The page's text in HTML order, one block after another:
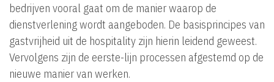
bedrijven vooral gaat om de manier waarop de
dienstverlening wordt aangeboden. De basisprincipes van
gastvrijheid uit de hospitality zijn hierin leidend geweest.
Vervolgens zijn de eerste-lijn processen afgestemd op de
nieuwe manier van werken.